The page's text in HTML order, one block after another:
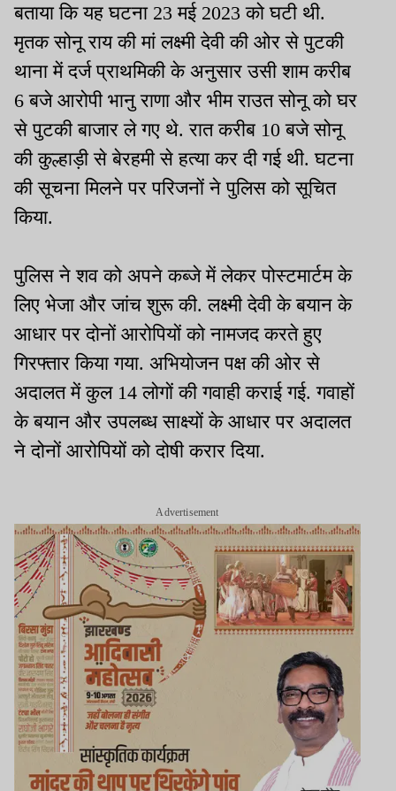
बताया कि यह घटना 23 मई 2023 को घटी थी.
मृतक सोनू राय की मां लक्ष्मी देवी की ओर से पुटकी
थाना में दर्ज प्राथमिकी के अनुसार उसी शाम करीब
6 बजे आरोपी भानु राणा और भीम राउत सोनू को घर
से पुटकी बाजार ले गए थे. रात करीब 10 बजे सोनू
की कुल्हाड़ी से बेरहमी से हत्या कर दी गई थी. घटना
की सूचना मिलने पर परिजनों ने पुलिस को सूचित
किया.
पुलिस ने शव को अपने कब्जे में लेकर पोस्टमार्टम के
लिए भेजा और जांच शुरू की. लक्ष्मी देवी के बयान के
आधार पर दोनों आरोपियों को नामजद करते हुए
गिरफ्तार किया गया. अभियोजन पक्ष की ओर से
अदालत में कुल 14 लोगों की गवाही कराई गई. गवाहों
के बयान और उपलब्ध साक्ष्यों के आधार पर अदालत
ने दोनों आरोपियों को दोषी करार दिया.
Advertisement